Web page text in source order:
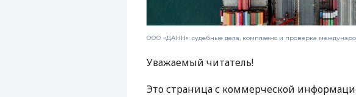
ООО «ДАНН»: судебные дела, комплаенс и проверка
Уважаемый читатель!
Это страница с коммерческой